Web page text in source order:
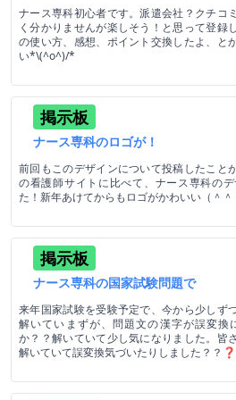
ナース専科初心者です。派遣会社？クチコ
く分かりませんが楽しそう！と思って登録
の使い方、感想、ポイント交換したよ、と
い*\(^o^)/*
掲示板
ナース専科のロゴが！
前回もこのデザインについて投稿したこと
の看護師サイトに比べて、ナース専科の
た！新年あけてからもロゴがかわいい（＾＾
掲示板
ナース専科の国家試験問題で
来年国家試験を受験予定で、今から少しず
解いていまずが、問題文の漢字が誤変換
か？？解いていて少し気になりました。皆
解いていて誤変換気づいたりしました？？